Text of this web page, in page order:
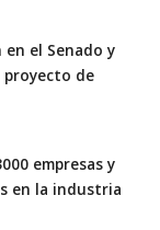
el Senado y
proyecto de
empresas y
en la industria